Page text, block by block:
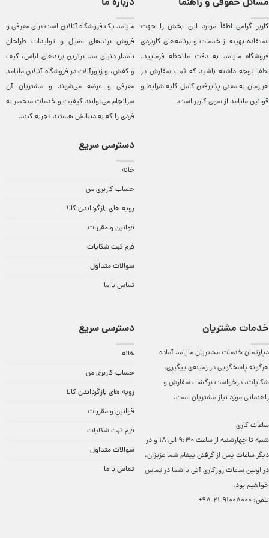
کاربر گرامی لطفاً موارد این بخش را جهت
استفاده بهینه از خدمات و برنامه‌‏های کاربردی
فروشگاه مایامد به دقت ملاحظه فرمایید.
لطفا توجه داشته باشید که ثبت سفارش در
هر زمان به معنی پذیرفتن کامل کلیهشرایط و
قوانین مایامداز سوی کاربر است.
مایامد يک فروشگاه آنلاين است برای معرفی و
فروش برندهای اصيل و توليدات طراحان
نامدار دنيای مد. برترين‌ برندهای لباس، کيف
و کفش، و زيورآلات در فروشگاه آنلاين مایامد
معرفی و عرضه می‌شوند و مشتريان آن
سرانجام می‌توانند کيفيت و خدمات منحصر به
فردی را که به دنبالش هستند تجربه کنند.
دسترسی سریع
خانه
حساب کاربری من
رویه های بازگرداندن کالا
قوانین و مقررات
فرم ثبت شکایات
سوالات متداول
تماس با ما
خدمات مشتریان
دپارتمان خدمات مشتریان مایامد آماده
هرگونه پاسخگویی در زمینه‌ی پیگیری،
شکایات، درخواست برگشت سفارش و
راهنمایی مورد نیاز مشتریان است.
ساعات کاری
شنبه تا چهارشنبه از ساعت 9:30 الی 18 و در
دیگر ساعات ‌پس از گرفتن پیغام شما عزیزان،
در اولین ساعات روزکاری آتی با شما در تماس
خواهیم بود.
تلفن: 91008000-21-98+
دسترسی سریع
خانه
حساب کاربری من
رویه های بازگرداندن کالا
قوانین و مقررات
فرم ثبت شکایات
سوالات متداول
تماس با ما